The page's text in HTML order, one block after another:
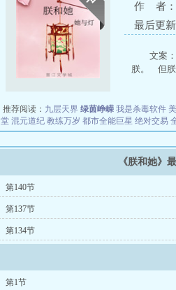
作 者：
最后更
文案
朕。 但朕
推荐阅读： 九层天界 绿茵峥嵘 我是杀毒软件
堂 混元道纪 教练万岁 都市全能巨星 绝对交易
《朕和她》
第140节
第137节
第134节
第1节